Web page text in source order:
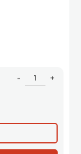
- +